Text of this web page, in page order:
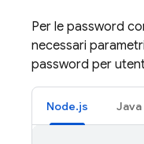
Per le password
necessari
password per
Node.js Java